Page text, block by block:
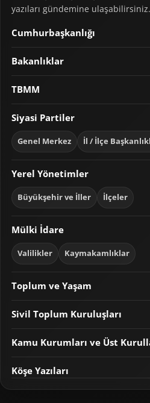
yazıları gündemine ulaşabilirsiniz.
Cumhurbaşkanlığı
Bakanlıklar
TBMM
Siyasi Partiler
Genel Merkez İl / İlçe
Yerel Yönetimler
Büyükşehir ve İller İlçeler
Mülki İdare
Valilikler Kaymakamlıklar
Toplum ve Yaşam
Sivil Toplum Kuruluşları
Kamu Kurumları ve Üst
Köşe Yazıları